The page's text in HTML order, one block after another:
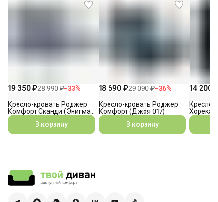
19 350 ₽28 990 ₽−33%
Кресло-кровать Роджер
Комфорт Сканди (Энигма
011)
В корзину
18 690 ₽29 090 ₽−36%
Кресло-кровать Роджер
Комфорт (Джоя 017)
В корзину
14 200
Кресло-
Хорека